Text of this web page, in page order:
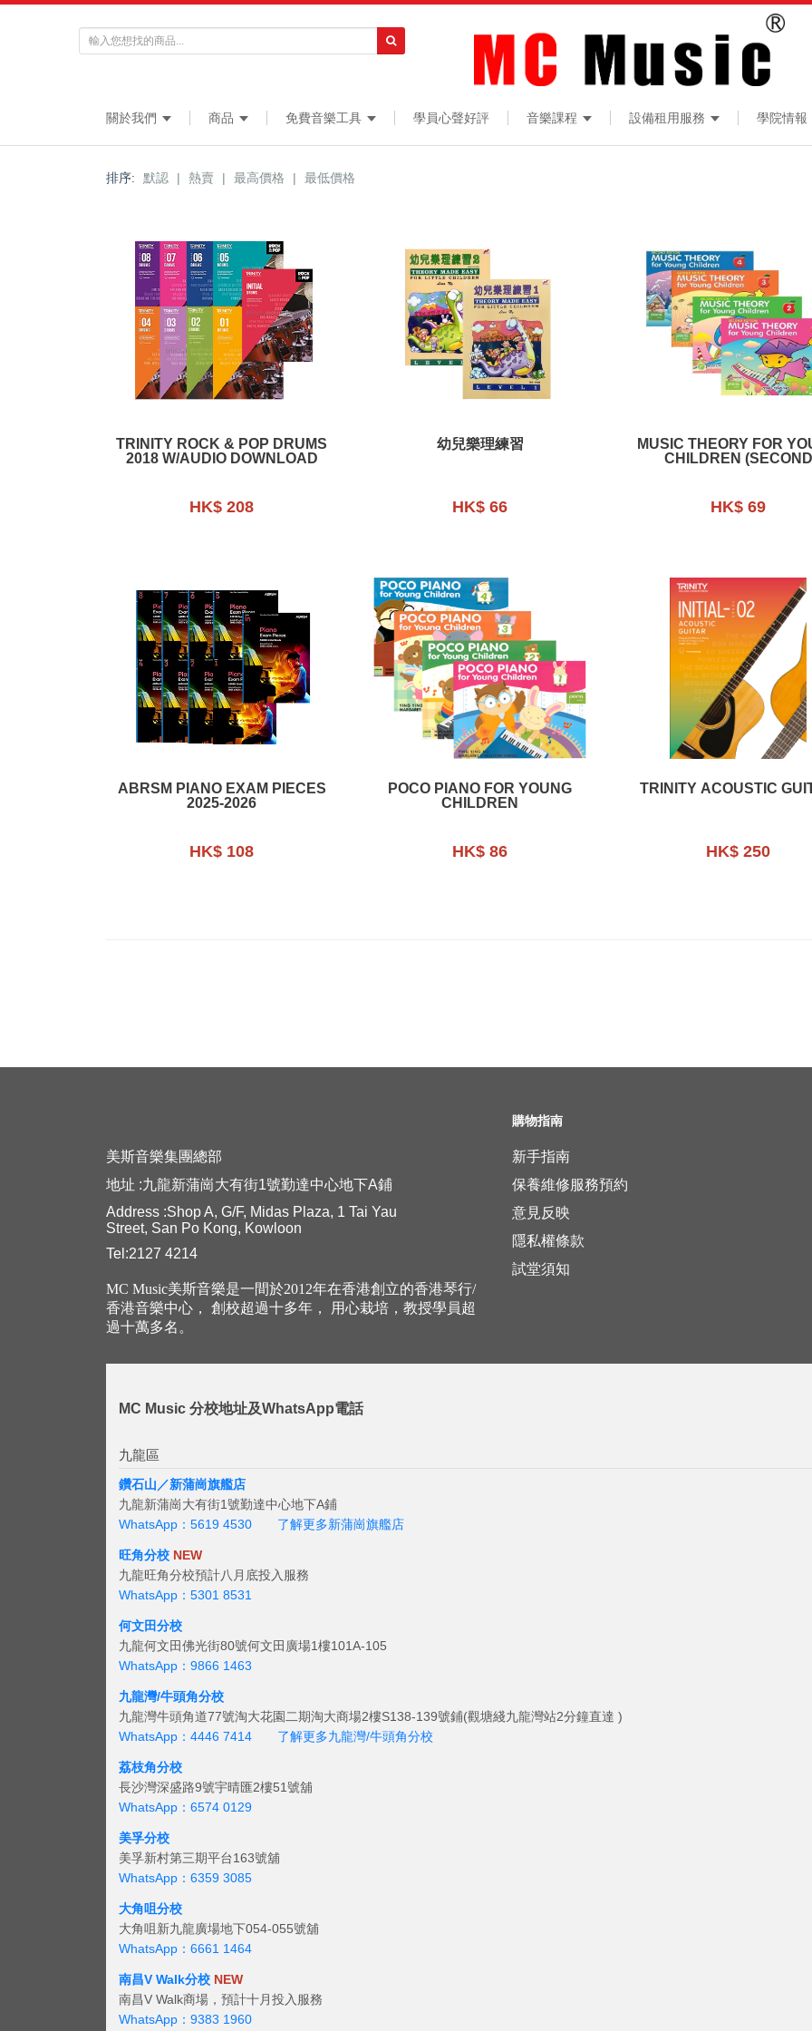
關於我們 商品 免費音樂工具 學員心聲好評 音樂課程 設備租用服務 學院情報
排序: 默認 | 熱賣 | 最高價格 | 最低價格
TRINITY ROCK & POP DRUMS
2018 W/AUDIO DOWNLOAD
HK$ 208
幼兒樂理練習
HK$ 66
MUSIC THEORY FOR
CHILDREN (SECOND
HK$ 69
ABRSM PIANO EXAM PIECES
2025-2026
HK$ 108
POCO PIANO FOR YOUNG
CHILDREN
HK$ 86
TRINITY ACOUSTIC
HK$ 250
購物指南
美斯音樂集團總部
地址 :九龍新蒲崗大有街1號勤達中心地下A鋪
Address :Shop A, G/F, Midas Plaza, 1 Tai Yau
Street, San Po Kong, Kowloon
Tel:2127 4214
新手指南
保養維修服務預約
意見反映
隱私權條款
試堂須知
MC Music美斯音樂是一間於2012年在香港創立的香港琴行/
香港音樂中心， 創校超過十多年， 用心栽培，教授學員超
過十萬多名。
MC Music 分校地址及WhatsApp電話
九龍區
鑽石山／新蒲崗旗艦店
九龍新蒲崗大有街1號勤達中心地下A鋪
WhatsApp：5619 4530
了解更多新蒲崗旗艦店
旺角分校 NEW
九龍旺角分校預計八月底投入服務
WhatsApp：5301 8531
何文田分校
九龍何文田佛光街80號何文田廣場1樓101A-105
WhatsApp：9866 1463
九龍灣/牛頭角分校
九龍灣牛頭角道77號淘大花園二期淘大商場2樓S138-139號鋪(觀塘綫九龍灣站2分鐘直達 )
WhatsApp：4446 7414
了解更多九龍灣/牛頭角分校
荔枝角分校
長沙灣深盛路9號宇晴匯2樓51號舖
WhatsApp：6574 0129
美孚分校
美孚新村第三期平台163號舖
WhatsApp：6359 3085
大角咀分校
大角咀新九龍廣場地下054-055號舖
WhatsApp：6661 1464
南昌V Walk分校 NEW
南昌V Walk商場，預計十月投入服務
WhatsApp：9383 1960